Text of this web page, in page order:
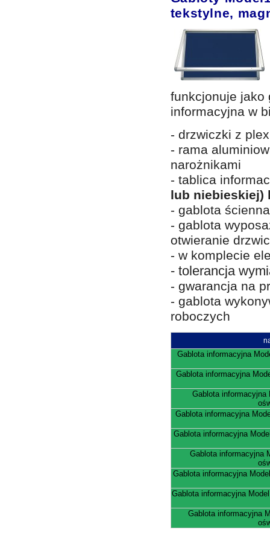
tekstylne,
funkcjonuje jako
informacyjna w
- drzwiczki z
- rama
narożnikami
- tablica
lub niebieskiej)
- gablota
- gablota
otwieranie
- w komplecie
- tolerancja
- gwarancja na
- gablota
roboczych
Gablota informacyjna
Gablota informacyjna
Gablota informacyjna
Gablota informacyjna
Gablota informacyjna
Gablota informacyjna
Gablota informacyjna
Gablota informacyjna
Gablota informacyjna